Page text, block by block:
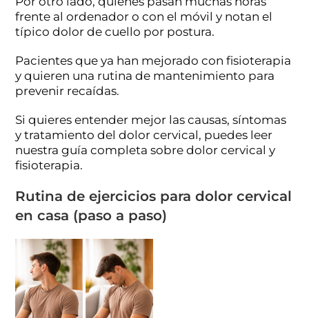
frente al ordenador o con el móvil y notan el
típico dolor de cuello por postura.
Pacientes que ya han mejorado con fisioterapia
y quieren una rutina de mantenimiento para
prevenir recaídas.
Si quieres entender mejor las causas, síntomas
y tratamiento del dolor cervical, puedes leer
nuestra guía completa sobre dolor cervical y
fisioterapia.
Rutina de ejercicios para dolor cervical
en casa (paso a paso)